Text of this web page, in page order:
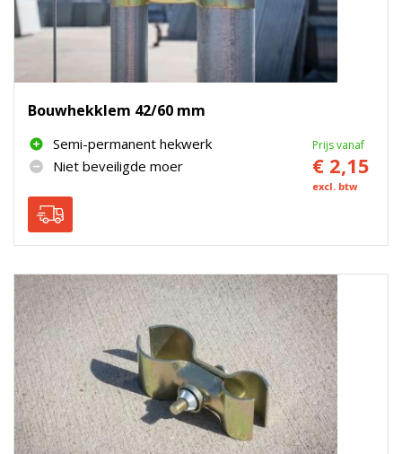
Bouwhekklem 42/60 mm
Prijs vanaf
€ 2,15
excl. btw
Semi-permanent hekwerk
Niet beveiligde moer